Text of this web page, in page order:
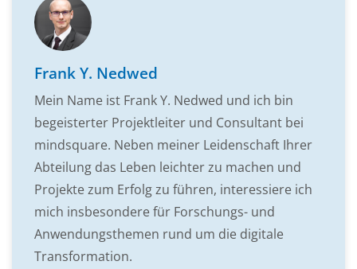
Frank Y. Nedwed
Mein Name ist Frank Y. Nedwed und ich bin
begeisterter Projektleiter und Consultant bei
mindsquare. Neben meiner Leidenschaft Ihrer
Abteilung das Leben leichter zu machen und
Projekte zum Erfolg zu führen, interessiere ich
mich insbesondere für Forschungs- und
Anwendungsthemen rund um die digitale
Transformation.